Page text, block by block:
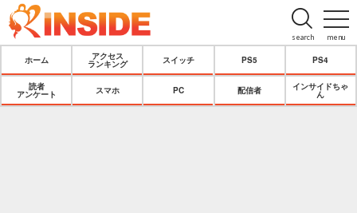
menu
search
ホーム
アクセス
ランキング
スイッチ PS5 PS4
読者
アンケート
スマホ PC 配信者
インサイドちゃ
ん